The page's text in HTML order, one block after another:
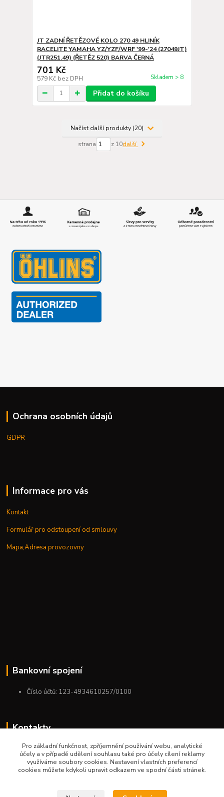
JT ZADNÍ ŘETĚZOVÉ KOLO 270 49 HLINÍK
RACELITE YAMAHA YZ/YZF/WRF '99-'24 (27049JT)
(JTR251.49) (ŘETĚZ 520) BARVA ČERNÁ
701 Kč
579 Kč bez DPH Skladem > 8
Přidat do košíku
Načíst další produkty (20)
strana z 10další
Ochrana osobních údajů
GDPR
Informace pro vás
Kontakt
Formulář pro odstoupení od smlouvy
Mapa,Adresa provozovny
Bankovní spojení
Číslo účtů: 123-4934610257/0100
Kontakty
+420 775 954 963
9:00-12:00-13:00-16:00
Pro základní funkčnost, zpříjemnění používání webu, analytické
účely a v případě udělení souhlasu také pro účely cílení reklamy
využíváme soubory cookies. Nastavení vlastních preferencí
cookies můžete kdykoli upravit odkazem ve spodní části stránek.